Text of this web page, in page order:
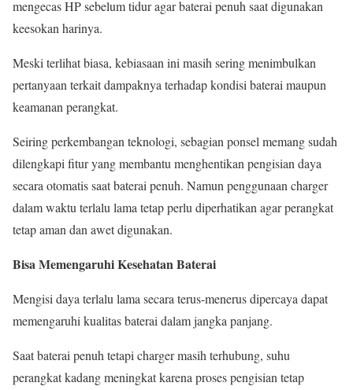
mengecas HP sebelum tidur agar baterai penuh saat digunakan
keesokan harinya.
Meski terlihat biasa, kebiasaan ini masih sering menimbulkan
pertanyaan terkait dampaknya terhadap kondisi baterai maupun
keamanan perangkat.
Seiring perkembangan teknologi, sebagian ponsel memang sudah
dilengkapi fitur yang membantu menghentikan pengisian daya
secara otomatis saat baterai penuh. Namun penggunaan charger
dalam waktu terlalu lama tetap perlu diperhatikan agar perangkat
tetap aman dan awet digunakan.
Bisa Memengaruhi Kesehatan Baterai
Mengisi daya terlalu lama secara terus-menerus dipercaya dapat
memengaruhi kualitas baterai dalam jangka panjang.
Saat baterai penuh tetapi charger masih terhubung, suhu
perangkat kadang meningkat karena proses pengisian tetap